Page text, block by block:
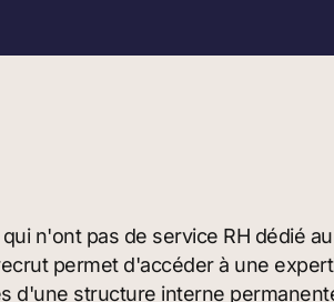
n'ont pas de service RH dédié au
permet d'accéder à une
d'une structure interne